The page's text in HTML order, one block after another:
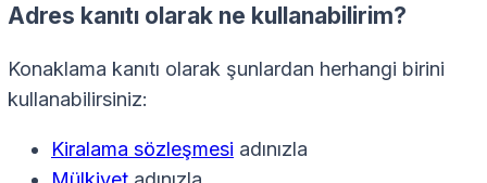
Adres kanıtı olarak ne kullanabilirim?
Konaklama kanıtı olarak şunlardan herhangi birini
kullanabilirsiniz:
Kiralama sözleşmesi adınızla